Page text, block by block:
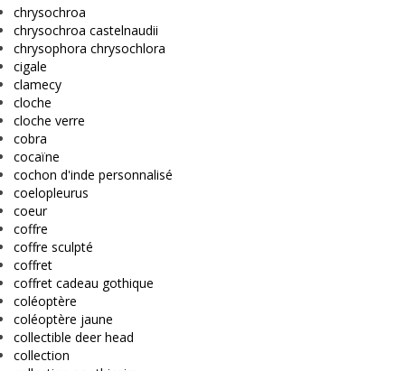
chrysochroa
chrysochroa castelnaudii
chrysophora chrysochlora
cigale
clamecy
cloche
cloche verre
cobra
cocaïne
cochon d'inde personnalisé
coelopleurus
coeur
coffre
coffre sculpté
coffret
coffret cadeau gothique
coléoptère
coléoptère jaune
collectible deer head
collection